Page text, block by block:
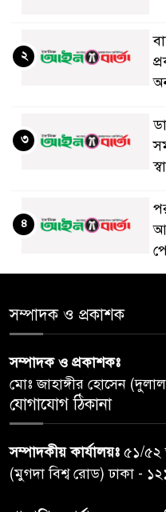
২
৩
৪
৫
৬
৭
সম্পাদক ও প্রকাশক
সম্পাদক ও প্রকাশকঃ
মোঃ জাহাঙ্গীর হোসেন
যোগাযোগ ঠিকানা
সম্পাদকীয় কার্যালয়ঃ ৫১/৫২
(মুগদা বিশ্ব রোড) ঢাকা -